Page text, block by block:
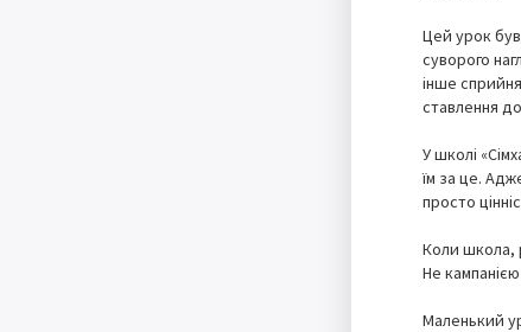
Цей урок
суворого
інше
ставлення
У школі
їм за це.
просто
Коли школа,
Не
Маленький